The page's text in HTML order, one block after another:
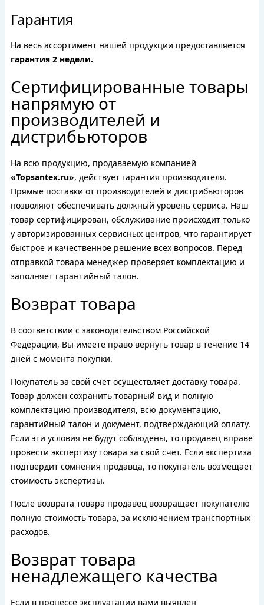
Гарантия
На весь ассортимент нашей продукции предоставляется
гарантия 2 недели.
Сертифицированные товары
напрямую от
производителей и
дистрибьюторов
На всю продукцию, продаваемую компанией
«Topsantex.ru», действует гарантия производителя.
Прямые поставки от производителей и дистрибьюторов
позволяют обеспечивать должный уровень сервиса. Наш
товар сертифицирован, обслуживание происходит только
у авторизированных сервисных центров, что гарантирует
быстрое и качественное решение всех вопросов. Перед
отправкой товара менеджер проверяет комплектацию и
заполняет гарантийный талон.
Возврат товара
В соответствии с законодательством Российской
Федерации, Вы имеете право вернуть товар в течение 14
дней с момента покупки.
Покупатель за свой счет осуществляет доставку товара.
Товар должен сохранить товарный вид и полную
комплектацию производителя, всю документацию,
гарантийный талон и документ, подтверждающий оплату.
Если эти условия не будут соблюдены, то продавец вправе
провести экспертизу товара за свой счет. Если экспертиза
подтвердит сомнения продавца, то покупатель возмещает
стоимость экспертизы.
После возврата товара продавец возвращает покупателю
полную стоимость товара, за исключением транспортных
расходов.
Возврат товара
ненадлежащего качества
Если в процессе эксплуатации вами выявлен